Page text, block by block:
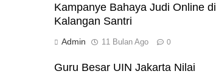
Kampanye Bahaya Judi Online di
Kalangan Santri
Admin 11 Bulan Ago 0
Guru Besar UIN Jakarta Nilai